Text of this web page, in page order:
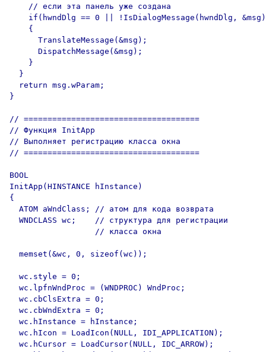
    // если эта панель уже создана
if(hwndDlg == 0 || !IsDialogMessage(hwndDlg,
    {
      TranslateMessage(&msg);
      DispatchMessage(&msg);
    }
  }
  return msg.wParam;
}
// =====================================
// Функция InitApp
// Выполняет регистрацию класса окна
// =====================================
BOOL
InitApp(HINSTANCE hInstance)
{
  ATOM aWndClass; // атом для кода возврата
  WNDCLASS wc;    // структура для регистрации
                  // класса окна
  memset(&wc, 0, sizeof(wc));
  wc.style = 0;
  wc.lpfnWndProc = (WNDPROC) WndProc;
  wc.cbClsExtra = 0;
  wc.cbWndExtra = 0;
  wc.hInstance = hInstance;
  wc.hIcon = LoadIcon(NULL, IDI_APPLICATION);
  wc.hCursor = LoadCursor(NULL, IDC_ARROW);